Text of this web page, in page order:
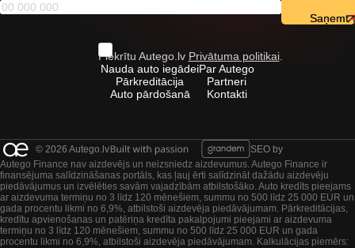
Piekrītu Autego.lv Privātuma politikai.
Nauda auto iegādei
Pārkreditācija
Auto pārdošanā
Par Autego
Partneri
Kontakti
© 2026 Autego.lv
SEO by
Autego Finance nav aizdevējs un neizsniedz aizdevumus. Autego Finance ir
finansējuma salīdzināšanas portāls, kas ļauj ērti salīdzināt dažādu aizdevēju
piedāvājumus un izvēlēties savām vajadzībām atbilstošāko. Auto kredīts pieejams
ar aizdevuma termiņu no 3 līdz 120 mēnešiem, summu no 500 līdz 25 000 EUR un
gada procentu likmi no 6,9%, atbilstoši aizdevēja piedāvājumam. Pārkreditācijas,
kredītu apvienošanas un patēriņa kredīta pakalpojumi pieejami ar aizdevuma
termiņu no 3 līdz 120 mēnešiem, summu no 500 līdz 25 000 EUR un gada
procentu likmi no 6,9%, atbilstoši aizdevēja piedāvājumam. Kalkulācijas piemērs: